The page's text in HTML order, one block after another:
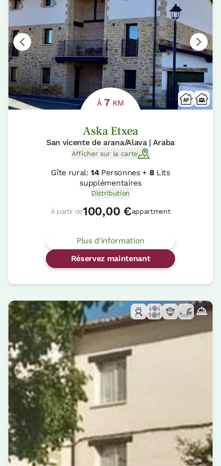
À7 KM
Aska Etxea
San vicente de arana/Alava | Araba
Afficher sur la carte
Gîte rural:14Personnes + 8Lits
supplémentaires
Distribution
À partir de100,00 €appartment
Plus d'information
Réservez maintenant